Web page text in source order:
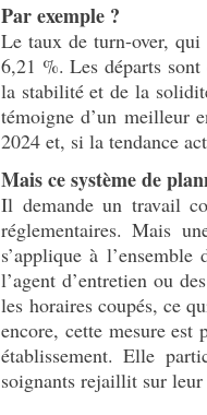
Par exemple ?
Le taux de turn-over,
6,21 %. Les départs
la stabilité et de la
témoigne d’un meilleur
2024 et, si la tendance
Mais ce système de
Il demande un travail
réglementaires. Mais
s’applique à
l’agent d’entretien ou
leshoraires coupés, ce
encore, cette mesure
établissement. Elle
soignants rejaillit sur leur